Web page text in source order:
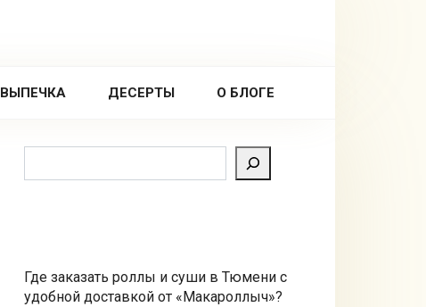
ВЫПЕЧКА ДЕСЕРТЫ О БЛОГЕ
Где заказать роллы и суши в Тюмени с
удобной доставкой от «Макароллыч»?